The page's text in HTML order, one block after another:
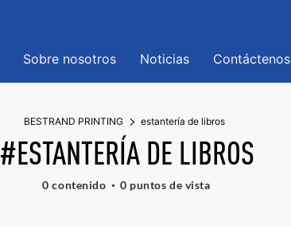
Sobre nosotros Noticias Contáctenos
BESTRAND PRINTING estantería de libros
#ESTANTERÍA DE LIBROS
0 contenido 0 puntos de vista